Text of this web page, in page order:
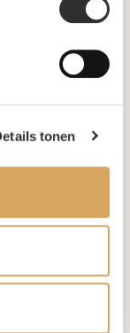
tonen